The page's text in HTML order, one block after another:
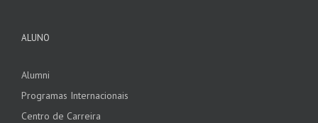
ALUNO
Alumni
Programas Internacionais
Centro de Carreira